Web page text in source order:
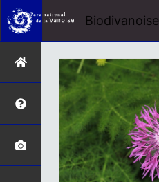
Biodivanoise